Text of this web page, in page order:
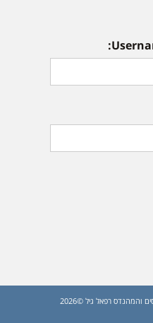
כל הזכויות שמורות לאיגוד המהנדסים והמהנדס רפאל גיל ©2026